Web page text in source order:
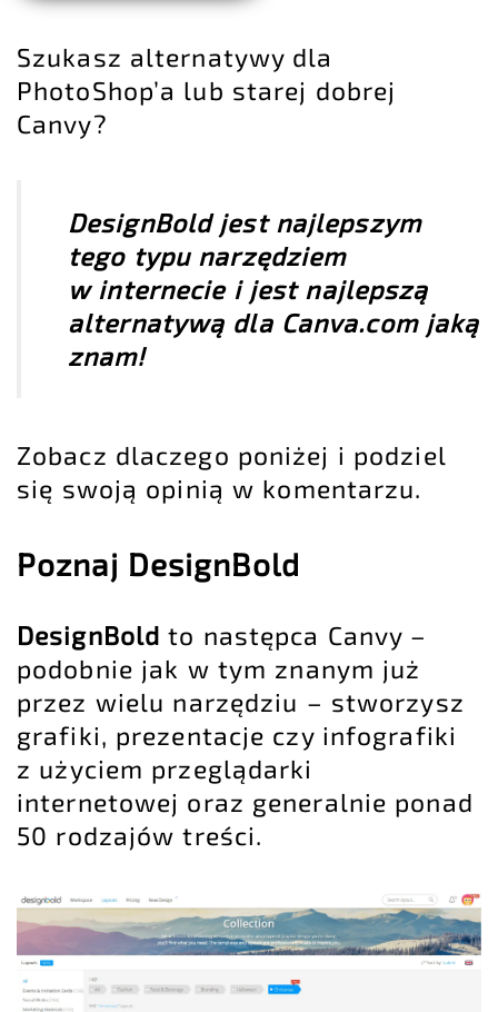
Szukasz alternatywy dla
PhotoShop’a lub starej dobrej
Canvy?
DesignBoldjest najlepszym
tego typu narzędziem
w internecie i jest najlepszą
alternatywą dla Canva.com jaką
znam!
Zobacz dlaczego poniżej i podziel
się swoją opinią w komentarzu.
Poznaj DesignBold
DesignBold to następca Canvy –
podobnie jak w tym znanym już
przez wielu narzędziu – stworzysz
grafiki, prezentacje czy infografiki
z użyciem przeglądarki
internetowej oraz generalnie ponad
50 rodzajów treści.